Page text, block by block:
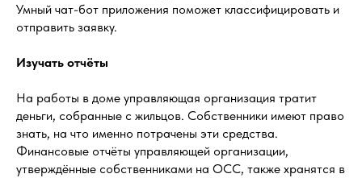
Умный чат-бот приложения поможет классифицировать и
отправить заявку.
Изучать отчёты
На работы в доме управляющая организация тратит
деньги, собранные с жильцов. Собственники имеют право
знать, на что именно потрачены эти средства.
Финансовые отчёты управляющей организации,
утверждённые собственниками на ОСС, также хранятся в